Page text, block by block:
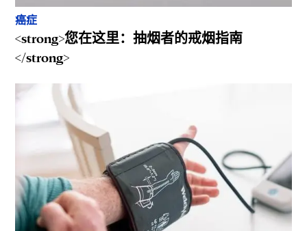
癌症
<strong>您在这里：抽烟者的戒烟指南
</strong>